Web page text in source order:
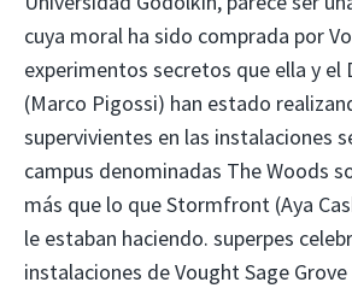
cuya moral ha sido comprada por
experimentos secretos que ella y el
(Marco Pigossi) han estado
supervivientes en las instalaciones
campus denominadas The Woods
más que lo que Stormfront (Aya
le estaban haciendo. superpes
instalaciones de Vought Sage Grove